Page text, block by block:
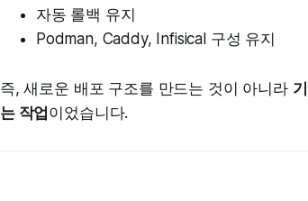
자동 롤백 유지
Podman, Caddy, Infisical 구성 유지
즉, 새로운 배포 구조를 만드는 것이 아니라
는 작업 이었습니다.